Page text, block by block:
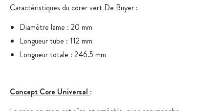
Caractéristiques du corer vert De Buyer :
Diamètre lame : 20 mm
Longueur tube : 112 mm
Longueur totale : 246.5 mm
Concept Core Universal :